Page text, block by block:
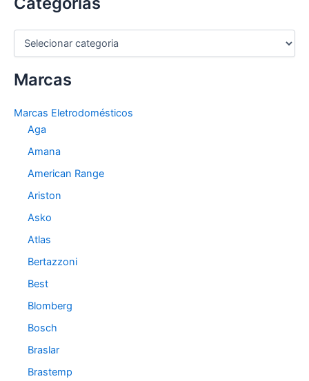
C
e
r
Marcas
Marcas Eletrodomésticos
Aga
Amana
American Range
Ariston
Asko
Atlas
Bertazzoni
Best
Blomberg
Bosch
Braslar
Brastemp